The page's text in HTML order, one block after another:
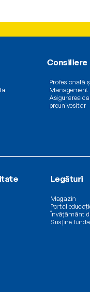
Consiliere
Profesională
Management
Asigurarea
preunivesitar
Legături
Magazin
Portal
Învâțământ
Susține